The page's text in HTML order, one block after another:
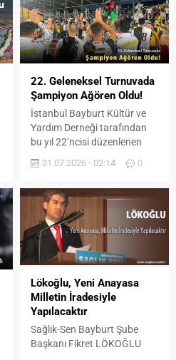
22. Geleneksel Turnuvada
Şampiyon Ağören Oldu!
İstanbul Bayburt Kültür ve
Yardım Derneği tarafından
bu yıl 22’ncisi düzenlenen
geleneksel Köyler Arası
Futbol Turnuvası, Bayburt
oynanan olaylı ve nefes
kesen final müsabakasıyla
tamamlandı.
21.07.2026 - 02:14 0
Lökoğlu, Yeni Anayasa
Milletin İradesiyle
Yapılacaktır
Sağlık-Sen Bayburt Şube
Başkanı Fikret LÖKOĞLU